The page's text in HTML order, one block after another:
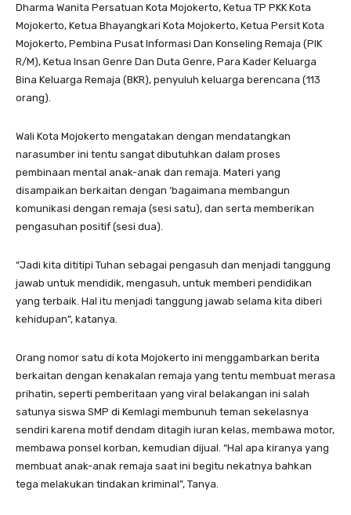
Dharma Wanita Persatuan Kota Mojokerto, Ketua TP PKK Kota
Mojokerto, Ketua Bhayangkari Kota Mojokerto, Ketua Persit Kota
Mojokerto, Pembina Pusat Informasi Dan Konseling Remaja (PIK
R/M), Ketua Insan Genre Dan Duta Genre, Para Kader Keluarga
Bina Keluarga Remaja (BKR), penyuluh keluarga berencana (113
orang).
Wali Kota Mojokerto mengatakan dengan mendatangkan
narasumber ini tentu sangat dibutuhkan dalam proses
pembinaan mental anak-anak dan remaja. Materi yang
disampaikan berkaitan dengan ‘bagaimana membangun
komunikasi dengan remaja (sesi satu), dan serta memberikan
pengasuhan positif (sesi dua).
“Jadi kita dititipi Tuhan sebagai pengasuh dan menjadi tanggung
jawab untuk mendidik, mengasuh, untuk memberi pendidikan
yang terbaik. Hal itu menjadi tanggung jawab selama kita diberi
kehidupan”, katanya.
Orang nomor satu di kota Mojokerto ini menggambarkan berita
berkaitan dengan kenakalan remaja yang tentu membuat merasa
prihatin, seperti pemberitaan yang viral belakangan ini salah
satunya siswa SMP di Kemlagi membunuh teman sekelasnya
sendiri karena motif dendam ditagih iuran kelas, membawa motor,
membawa ponsel korban, kemudian dijual. “Hal apa kiranya yang
membuat anak-anak remaja saat ini begitu nekatnya bahkan
tega melakukan tindakan kriminal”, Tanya.